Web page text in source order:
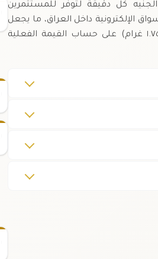
كل دقيقة لتوفر للمستثمرين
الإلكترونية داخل العراق، ما يجعل
تتبع سعره أمراً ضرورياً للمتداولين.,يساعدك معرفة الوزن الصافي للذهب (١.٧٥ غرام) على حساب القيمة الفعلية